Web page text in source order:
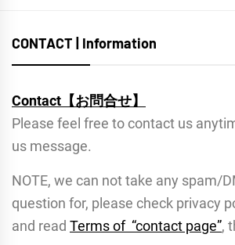
CONTACT | Information
Contact【お問合せ】
Please feel free to contact us
us message.
NOTE, we can not take any spam/
question for, please check privacy
and read Terms of “contact page”,